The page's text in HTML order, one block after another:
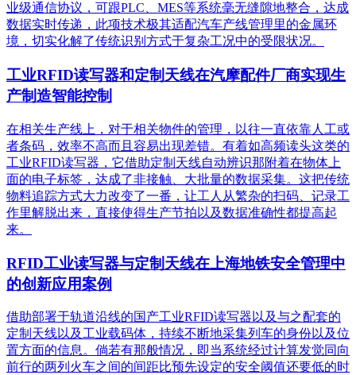
业级通信协议，可跟PLC、MES等系统毫无缝隙地整合，达成
数据实时传递，此项技术极其适配汽车产线管理里的金属环
境，切实化解了传统识别方式于复杂工况中的受限状况。
工业RFID读写器和定制天线在汽摩配件厂商实现生
产制造智能控制
在相关生产线上，对于相关物件的管理，以往一直依靠人工或
者条码，效率不高而且容易出现差错。有着如高频读头这类的
工业RFID读写器，它借助定制天线自动辨识那附着在物体上
面的电子标签，达成了非接触、大批量的数据采集。这把传统
物料追踪方式大力改变了一番，让工人从繁杂的扫码、记录工
作里解脱出来，直接使得生产节拍以及数据准确性都提高起
来。
RFID工业读写器与定制天线在上海地铁安全管理中
的创新应用案例
借助部署于轨道沿线的国产工业RFID读写器以及与之配套的
定制天线以及工业载码体，持续不断地采集列车的身份以及位
置方面的信息。倘若有那般情况，即当系统经过计算发觉同向
前行的两列火车之间的间距比预先设定的安全阈值还要低的时